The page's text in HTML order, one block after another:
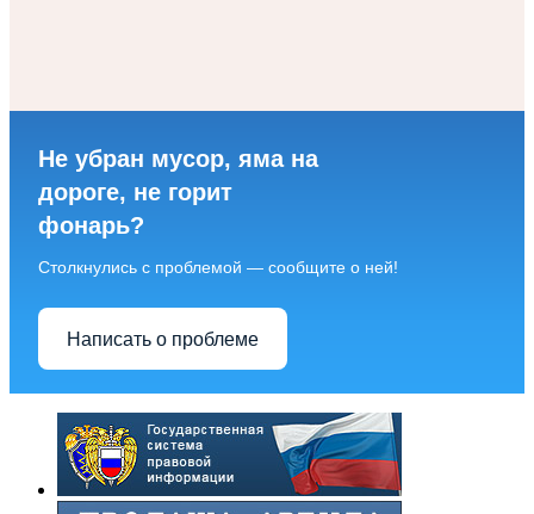
Не убран мусор, яма на
дороге, не горит
фонарь?
Столкнулись с проблемой — сообщите о ней!
Написать о проблеме